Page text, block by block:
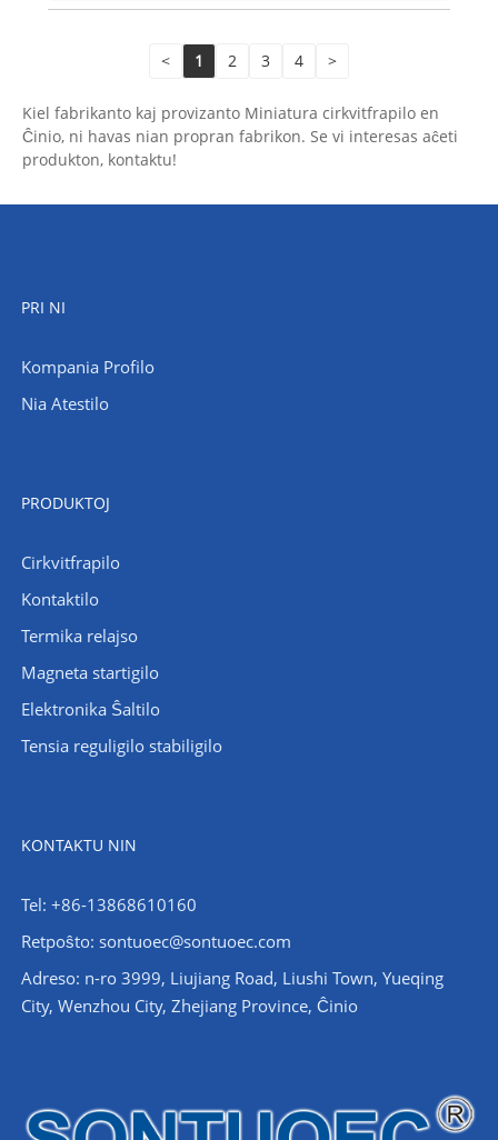
< 1 2 3 4 >
Kiel fabrikanto kaj provizanto Miniatura cirkvitfrapilo en
Ĉinio, ni havas nian propran fabrikon. Se vi interesas aĉeti
produkton, kontaktu!
PRI NI
Kompania Profilo
Nia Atestilo
PRODUKTOJ
Cirkvitfrapilo
Kontaktilo
Termika relajso
Magneta startigilo
Elektronika Ŝaltilo
Tensia reguligilo stabiligilo
KONTAKTU NIN
Tel: +86-13868610160
Retpoŝto: sontuoec@sontuoec.com
Adreso: n-ro 3999, Liujiang Road, Liushi Town, Yueqing
City, Wenzhou City, Zhejiang Province, Ĉinio